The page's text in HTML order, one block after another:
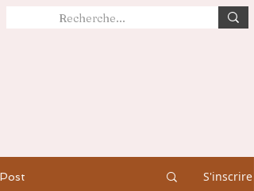
Post S'inscrire